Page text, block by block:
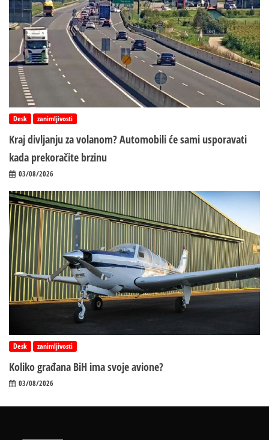
Desk zanimljivosti
Kraj divljanju za volanom? Automobili će sami usporavati
kada prekoračite brzinu
03/08/2026
Desk zanimljivosti
Koliko građana BiH ima svoje avione?
03/08/2026